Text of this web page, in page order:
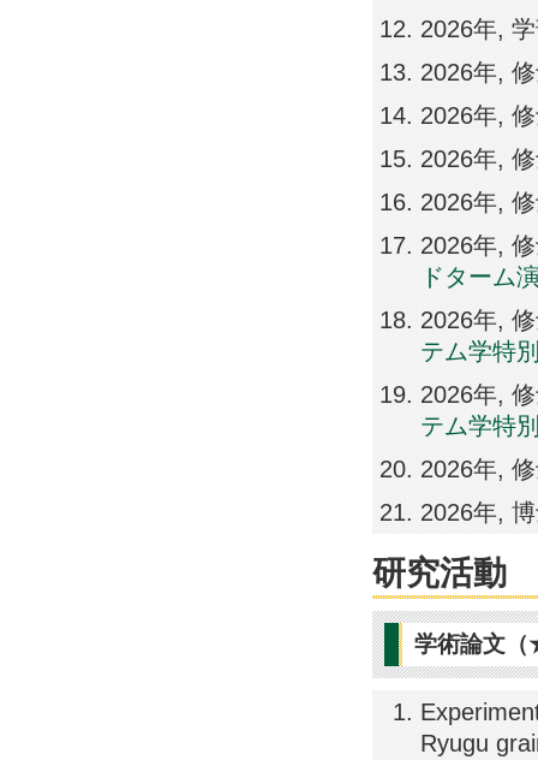
2026年,
2026年,
2026年,
2026年,
2026年,
2026年,
ドターム
2026年,
テム学特
2026年,
テム学特
2026年,
2026年,
研究活動
学術論文
Ryugu